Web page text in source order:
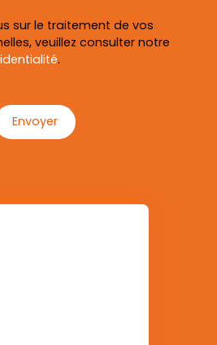
sur le traitement de vos
veuillez consulter notre
.
Envoyer